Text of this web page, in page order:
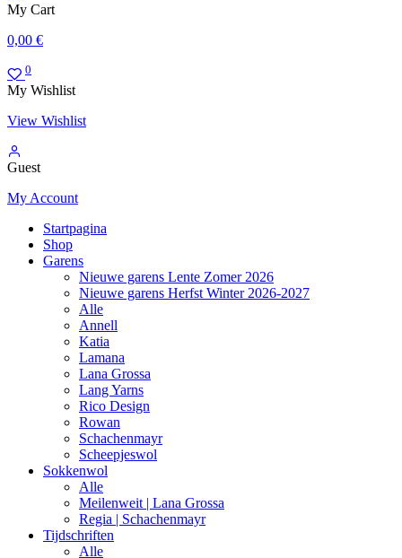
My Cart
0,00 €
0
My Wishlist
View Wishlist
Guest
My Account
Startpagina
Shop
Garens
Nieuwe garens Lente Zomer 2026
Nieuwe garens Herfst Winter 2026-2027
Alle
Annell
Katia
Lamana
Lana Grossa
Lang Yarns
Rico Design
Rowan
Schachenmayr
Scheepjeswol
Sokkenwol
Alle
Meilenweit | Lana Grossa
Regia | Schachenmayr
Tijdschriften
Alle